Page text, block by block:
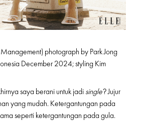
photograph by Park Jong
December 2024; styling Kim
saya berani untuk jadi single? Jujur
yang mudah. Ketergantungan pada
seperti ketergantungan pada gula.